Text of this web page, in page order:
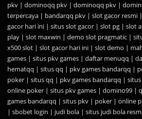
pkv | dominoqq pkv | dominoqq pkv |
terpercaya | bandarqq pkv | slot gacor resmi |
gacor hari ini | situs slot gacor | slot pg | slot
play | slot maxwin | demo slot pragmatic |
x500 slot | slot gacor hari ini | slot demo |
games | situs pkv games | daftar menuqq |
hematqq | situs qq | pkv games bandarqq |
poker | situs qq | pkv games bandarqq |
online poker | situs pkv games | domino99 |
games bandarqq | situs pkv | poker | online
| sbobet login | judi bola | situs judi bola